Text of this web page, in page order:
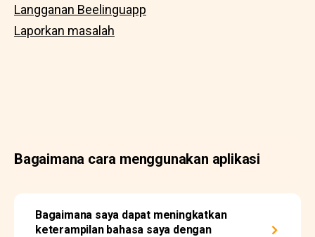
Langganan Beelinguapp
Laporkan masalah
Bagaimana cara menggunakan aplikasi
Bagaimana saya dapat meningkatkan
keterampilan bahasa saya dengan